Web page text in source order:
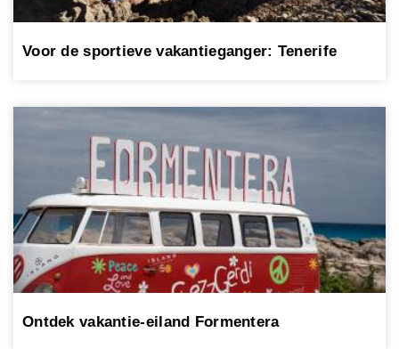
Voor de sportieve vakantieganger: Tenerife
Ontdek vakantie-eiland Formentera